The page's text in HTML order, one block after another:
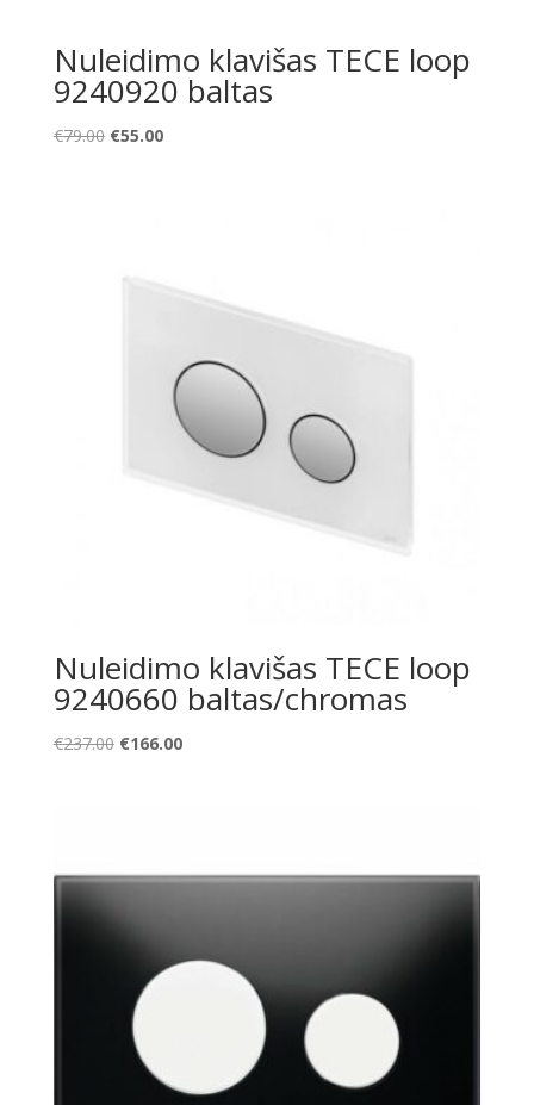
Nuleidimo klavišas TECE loop
9240920 baltas
€79.00 Original
€55.00Current
Nuleidimo klavišas TECE loop
9240660 baltas/chromas
€237.00 Original
€166.00Current